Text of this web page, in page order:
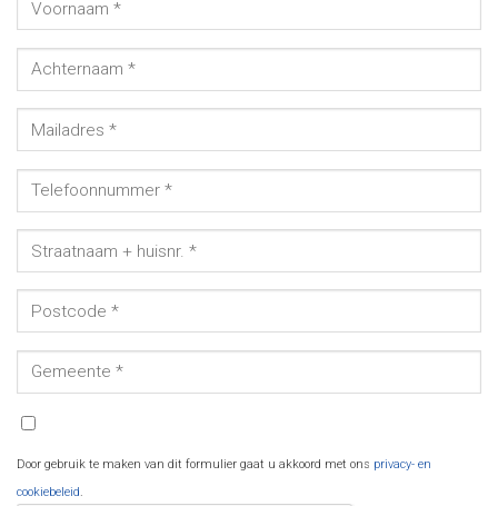
Door gebruik te maken van dit formulier gaat u akkoord met ons privacy- en
cookiebeleid.